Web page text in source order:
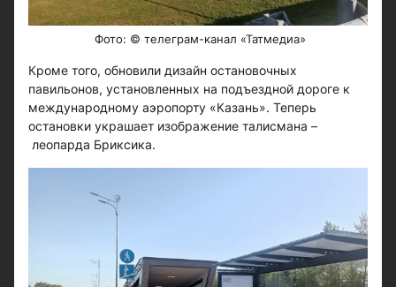
Фото: © телеграм-канал «Татмедиа»
Кроме того, обновили дизайн остановочных
павильонов, установленных на подъездной дороге к
международному аэропорту «Казань». Теперь
остановки украшает изображение талисмана –
леопарда Бриксика.